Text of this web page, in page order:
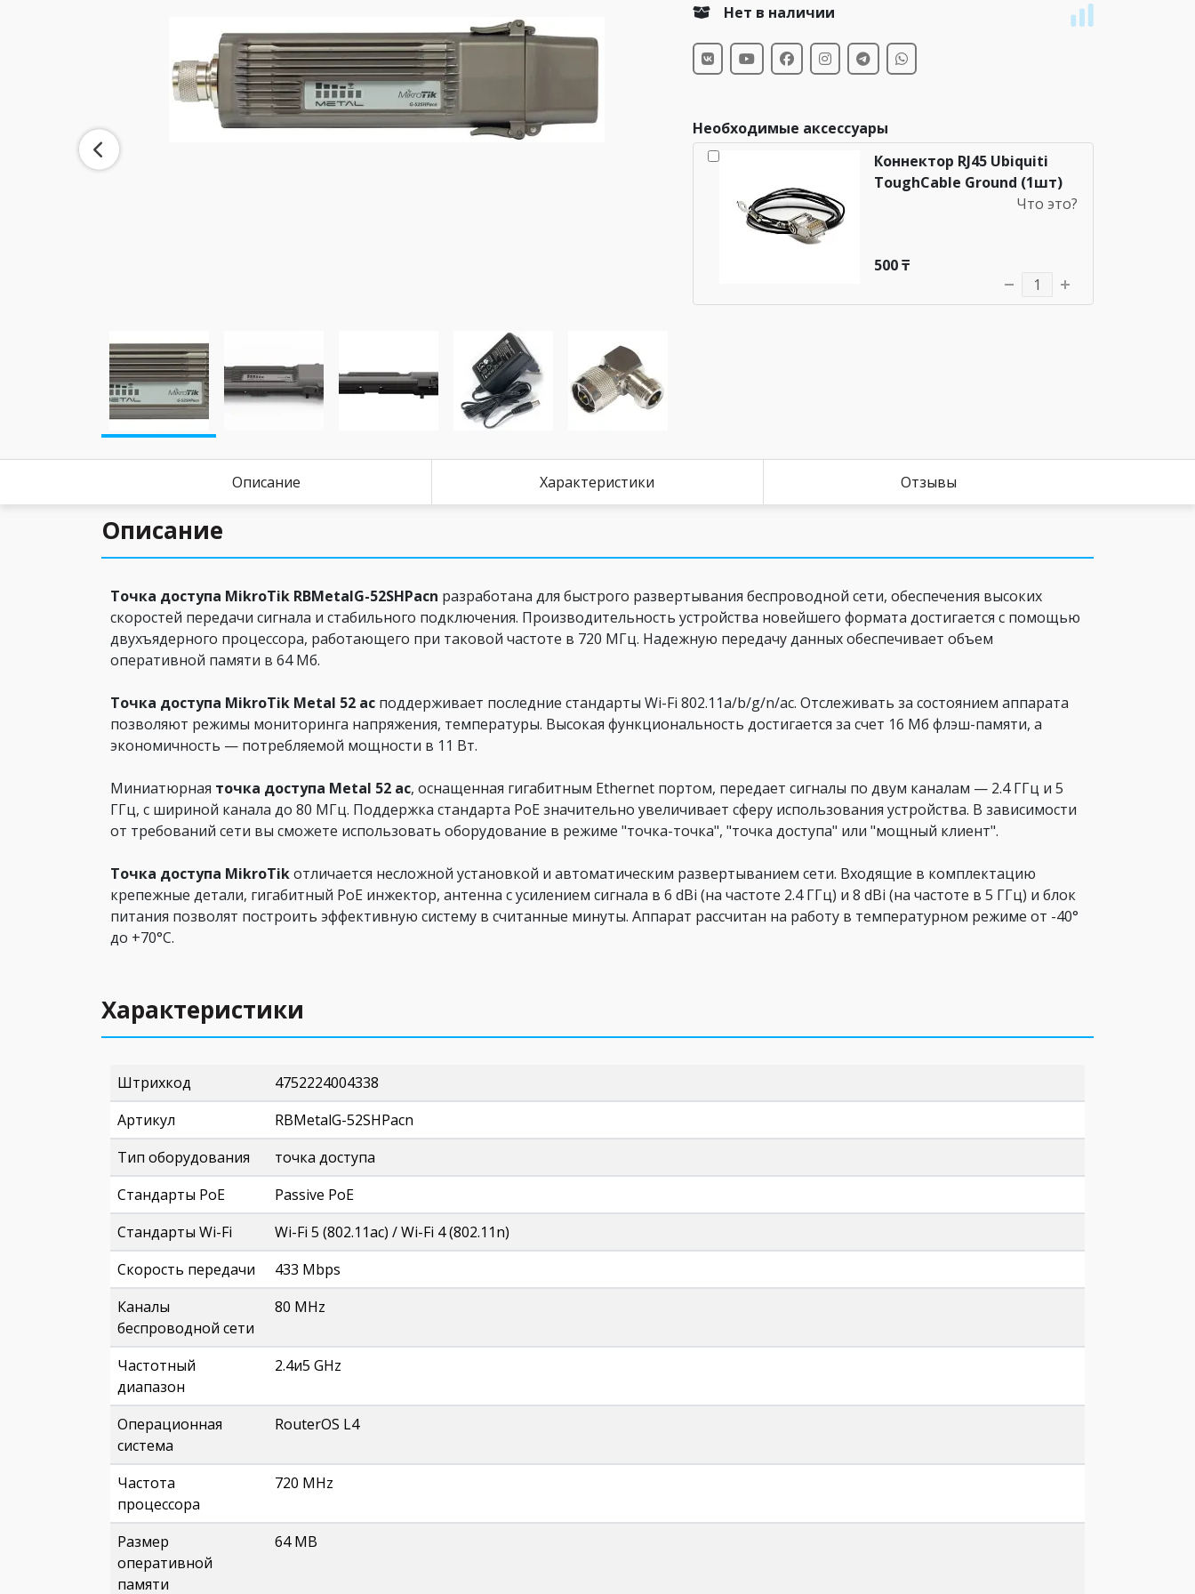
Нет в наличии
Необходимые аксессуары
Коннектор RJ45 Ubiquiti
ToughCable Ground (1шт)
Что это?
500 ₸
Описание Характеристики Отзывы
Описание
Точка доступа MikroTik RBMetalG-52SHPacn разработана для быстрого развертывания беспроводной сети, обеспечения высоких
скоростей передачи сигнала и стабильного подключения. Производительность устройства новейшего формата достигается с помощью
двухъядерного процессора, работающего при таковой частоте в 720 МГц. Надежную передачу данных обеспечивает объем
оперативной памяти в 64 Мб.
Точка доступа MikroTik Metal 52 ac поддерживает последние стандарты Wi-Fi 802.11a/b/g/n/ac. Отслеживать за состоянием аппарата
позволяют режимы мониторинга напряжения, температуры. Высокая функциональность достигается за счет 16 Мб флэш-памяти, а
экономичность — потребляемой мощности в 11 Вт.
Миниатюрная точка доступа Metal 52 ac, оснащенная гигабитным Ethernet портом, передает сигналы по двум каналам — 2.4 ГГц и 5
ГГц, с шириной канала до 80 МГц. Поддержка стандарта PoE значительно увеличивает сферу использования устройства. В зависимости
от требований сети вы сможете использовать оборудование в режиме "точка-точка", "точка доступа" или "мощный клиент".
Точка доступа MikroTikотличается несложной установкой и автоматическим развертыванием сети. Входящие в комплектацию
крепежные детали, гигабитный PoE инжектор, антенна с усилением сигнала в 6 dBi (на частоте 2.4 ГГц) и 8 dBi (на частоте в 5 ГГц) и блок
питания позволят построить эффективную систему в считанные минуты. Аппарат рассчитан на работу в температурном режиме от -40°
до +70°С.
Характеристики
Штрихкод
4752224004338
Артикул
RBMetalG-52SHPacn
Тип оборудования
точка доступа
Стандарты PoE
Passive PoE
Стандарты Wi-Fi
Wi-Fi 5 (802.11ac) / Wi-Fi 4 (802.11n)
Скорость передачи
433 Mbps
Каналы
беспроводной сети
80 MHz
Частотный
диапазон
2.4и5 GHz
Операционная
система
RouterOS L4
Частота
процессора
720 MHz
Размер
оперативной
памяти
64 MB